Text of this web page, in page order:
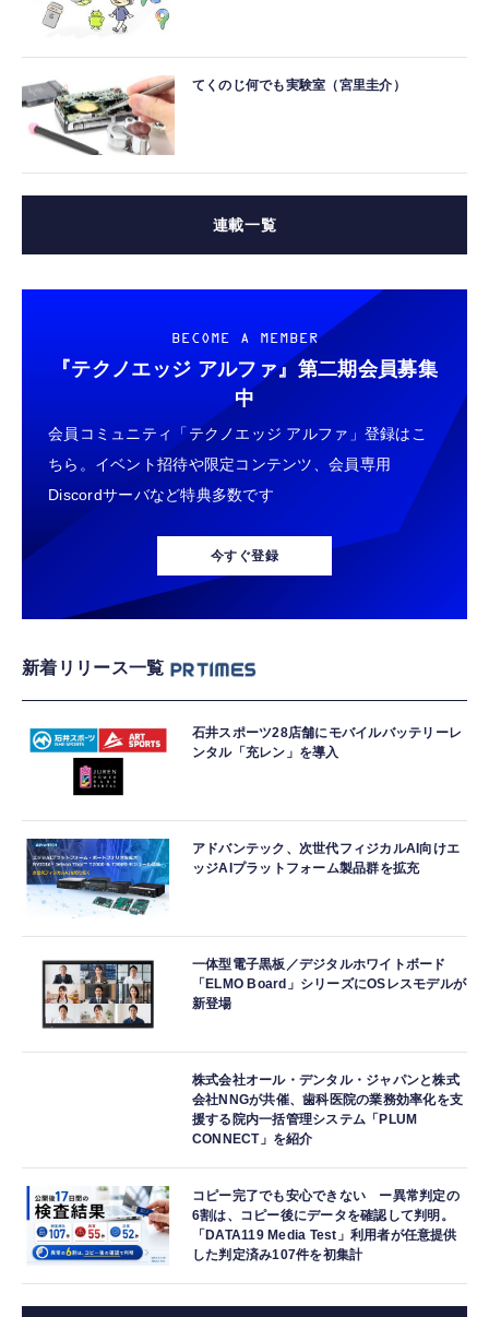
てくのじ何でも実験室（宮里圭介）
連載一覧
BECOME A MEMBER
『テクノエッジ アルファ』 第二期会員募集
中
会員コミュニティ「テクノエッジ アルファ」登録はこ
ちら。イベント招待や限定コンテンツ、会員専用
Discordサーバなど特典多数です
今すぐ登録
新着リリース一覧
石井スポーツ28店舗にモバイルバッテリーレ
ンタル「充レン」を導入
アドバンテック、次世代フィジカルAI向けエ
ッジAIプラットフォーム製品群を拡充
一体型電子黒板／デジタルホワイトボード
「ELMO Board」シリーズにOSレスモデルが
新登場
株式会社オール・デンタル・ジャパンと株式
会社NNGが共催、歯科医院の業務効率化を支
援する院内一括管理システム「PLUM
CONNECT」を紹介
コピー完了でも安心できない ー異常判定の
6割は、コピー後にデータを確認して判明。
「DATA119 Media Test」利用者が任意提供
した判定済み107件を初集計